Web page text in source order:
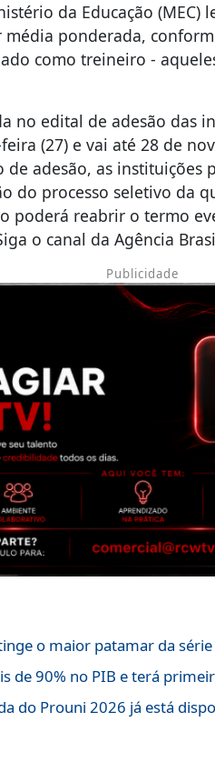
da Educação
ponderada,
como treineiro -
no edital de adesão das
(27) e vai até 28 de
adesão, as instituições
do processo seletivo da
poderá reabrir o termo
o canal da Agência
Publicidade
o maior patamar da
de 90% no PIB e terá
do Prouni 2026 já está